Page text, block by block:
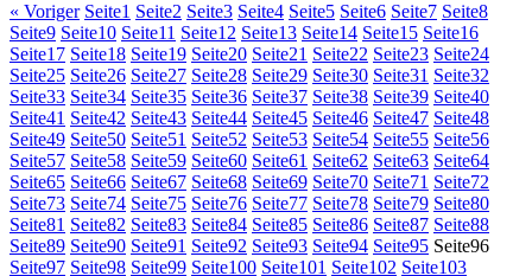
« Voriger Seite1 Seite2 Seite3 Seite4 Seite5 Seite6 Seite7 Seite8
Seite9 Seite10 Seite11 Seite12 Seite13 Seite14 Seite15 Seite16
Seite17 Seite18 Seite19 Seite20 Seite21 Seite22 Seite23 Seite24
Seite25 Seite26 Seite27 Seite28 Seite29 Seite30 Seite31 Seite32
Seite33 Seite34 Seite35 Seite36 Seite37 Seite38 Seite39 Seite40
Seite41 Seite42 Seite43 Seite44 Seite45 Seite46 Seite47 Seite48
Seite49 Seite50 Seite51 Seite52 Seite53 Seite54 Seite55 Seite56
Seite57 Seite58 Seite59 Seite60 Seite61 Seite62 Seite63 Seite64
Seite65 Seite66 Seite67 Seite68 Seite69 Seite70 Seite71 Seite72
Seite73 Seite74 Seite75 Seite76 Seite77 Seite78 Seite79 Seite80
Seite81 Seite82 Seite83 Seite84 Seite85 Seite86 Seite87 Seite88
Seite89 Seite90 Seite91 Seite92 Seite93 Seite94 Seite95 Seite96
Seite97 Seite98 Seite99 Seite100 Seite101 Seite102 Seite103